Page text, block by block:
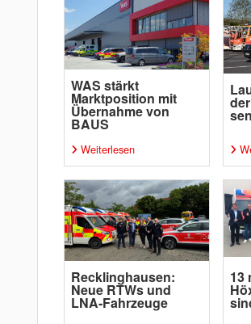
WAS stärkt
Marktposition mit
Übernahme von
BAUS
Weiterlesen
Recklinghausen:
Neue RTWs und
LNA-Fahrzeuge
13